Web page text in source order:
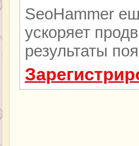
SeoHammer
ускоряет
результаты